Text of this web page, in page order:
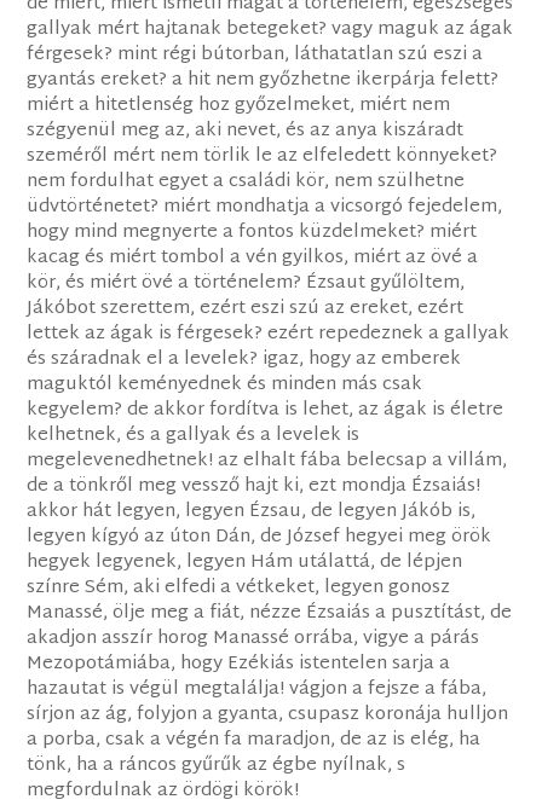
gallyak mért hajtanak betegeket? vagy maguk az ágak
férgesek? mint régi bútorban, láthatatlan szú eszi a
gyantás ereket? a hit nem győzhetne ikerpárja felett?
miért a hitetlenség hoz győzelmeket, miért nem
szégyenül meg az, aki nevet, és az anya kiszáradt
szeméről mért nem törlik le az elfeledett könnyeket?
nem fordulhat egyet a családi kör, nem szülhetne
üdvtörténetet? miért mondhatja a vicsorgó fejedelem,
hogy mind megnyerte a fontos küzdelmeket? miért
kacag és miért tombol a vén gyilkos, miért az övé a
kör, és miért övé a történelem? Ézsaut gyűlöltem,
Jákóbot szerettem, ezért eszi szú az ereket, ezért
lettek az ágak is férgesek? ezért repedeznek a gallyak
és száradnak el a levelek? igaz, hogy az emberek
maguktól keményednek és minden más csak
kegyelem? de akkor fordítva is lehet, az ágak is életre
kelhetnek, és a gallyak és a levelek is
megelevenedhetnek! az elhalt fába belecsap a villám,
de a tönkről meg vessző hajt ki, ezt mondja Ézsaiás!
akkor hát legyen, legyen Ézsau, de legyen Jákób is,
legyen kígyó az úton Dán, de József hegyei meg örök
hegyek legyenek, legyen Hám utálattá, de lépjen
színre Sém, aki elfedi a vétkeket, legyen gonosz
Manassé, ölje meg a fiát, nézze Ézsaiás a pusztítást, de
akadjon asszír horog Manassé orrába, vigye a párás
Mezopotámiába, hogy Ezékiás istentelen sarja a
hazautat is végül megtalálja! vágjon a fejsze a fába,
sírjon az ág, folyjon a gyanta, csupasz koronája hulljon
a porba, csak a végén fa maradjon, de az is elég, ha
tönk, ha a ráncos gyűrűk az égbe nyílnak, s
megfordulnak az ördögi körök!